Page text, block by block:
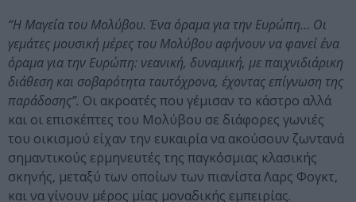
“Η Μαγεία του Μολύβου. Ένα όραμα για την Ευρώπη… Οι
γεμάτες μουσική μέρες του Μολύβου αφήνουν να φανεί ένα
όραμα για την Ευρώπη: νεανική, δυναμική, με παιχνιδιάρικη
διάθεση και σοβαρότητα ταυτόχρονα, έχοντας επίγνωση της
παράδοσης”. Οι ακροατές που γέμισαν το κάστρο αλλά
και οι επισκέπτες του Μολύβου σε διάφορες γωνιές
του οικισμού είχαν την ευκαιρία να ακούσουν ζωντανά
σημαντικούς ερμηνευτές της παγκόσμιας κλασικής
σκηνής, μεταξύ των οποίων των πιανίστα Λαρς Φογκτ,
και να γίνουν μέρος μίας μοναδικής εμπειρίας.